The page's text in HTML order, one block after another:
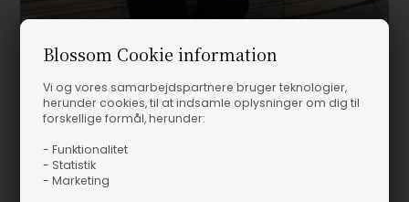
Blossom Cookie information
Vi og vores samarbejdspartnere bruger teknologier,
herunder cookies, til at indsamle oplysninger om dig til
forskellige formål, herunder:
- Funktionalitet
- Statistik
- Marketing